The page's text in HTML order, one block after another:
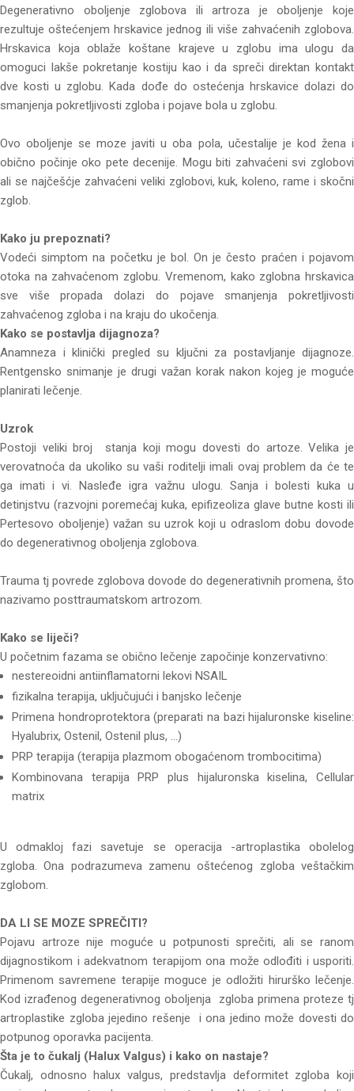
Degenerativno oboljenje zglobova ili artroza je oboljenje koje
rezultuje oštećenjem hrskavice jednog ili više zahvaćenih zglobova.
Hrskavica koja oblaže koštane krajeve u zglobu ima ulogu da
omoguci lakše pokretanje kostiju kao i da spreči direktan kontakt
dve kosti u zglobu. Kada dođe do ostećenja hrskavice dolazi do
smanjenja pokretljivosti zgloba i pojave bola u zglobu.
Ovo oboljenje se moze javiti u oba pola, učestalije je kod žena i
obično počinje oko pete decenije. Mogu biti zahvaćeni svi zglobovi
ali se najčešćje zahvaćeni veliki zglobovi, kuk, koleno, rame i skočni
zglob.
Kako ju prepoznati?
Vodeći simptom na početku je bol. On je često praćen i pojavom
otoka na zahvaćenom zglobu. Vremenom, kako zglobna hrskavica
sve više propada dolazi do pojave smanjenja pokretljivosti
zahvaćenog zgloba i na kraju do ukočenja.
Kako se postavlja dijagnoza?
Anamneza i klinički pregled su ključni za postavljanje dijagnoze.
Rentgensko snimanje je drugi važan korak nakon kojeg je moguće
planirati lečenje.
Uzrok
Postoji veliki broj stanja koji mogu dovesti do artoze. Velika je
verovatnoća da ukoliko su vaši roditelji imali ovaj problem da će te
ga imati i vi. Nasleđe igra važnu ulogu. Sanja i bolesti kuka u
detinjstvu (razvojni poremećaj kuka, epifizeoliza glave butne kosti ili
Pertesovo oboljenje) važan su uzrok koji u odraslom dobu dovode
do degenerativnog oboljenja zglobova.
Trauma tj povrede zglobova dovode do degenerativnih promena, što
nazivamo posttraumatskom artrozom.
Kako se liječi?
U početnim fazama se obično lečenje započinje konzervativno:
nestereoidni antiinflamatorni lekovi NSAIL
fizikalna terapija, uključujući i banjsko lečenje
Primena hondroprotektora (preparati na bazi hijaluronske kiseline:
Hyalubrix, Ostenil, Ostenil plus, ...)
PRP terapija (terapija plazmom obogaćenom trombocitima)
Kombinovana terapija PRP plus hijaluronska kiselina, Cellular
matrix
U odmakloj fazi savetuje se operacija -artroplastika obolelog
zgloba. Ona podrazumeva zamenu oštećenog zgloba veštačkim
zglobom.
DA LI SE MOZE SPREČITI?
Pojavu artroze nije moguće u potpunosti sprečiti, ali se ranom
dijagnostikom i adekvatnom terapijom ona može odlođiti i usporiti.
Primenom savremene terapije moguce je odložiti hirurško lečenje.
Kod izrađenog degenerativnog oboljenja zgloba primena proteze tj
artroplastike zgloba jejedino rešenje i ona jedino može dovesti do
potpunog oporavka pacijenta.
Šta je to čukalj (Halux Valgus) i kako on nastaje?
Čukalj, odnosno halux valgus, predstavlja deformitet zgloba koji